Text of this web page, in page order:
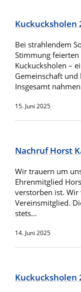
Kuckucksholen
Bei strahlendem
Stimmung
Kuckucksholen –
Gemeinschaft
Insgesamt
15. Juni 2025
Nachruf Horst
Wir trauern um
Ehrenmitglied
verstorben ist.
Vereinsmitglied.
stets…
14. Juni 2025
Kuckucksholen